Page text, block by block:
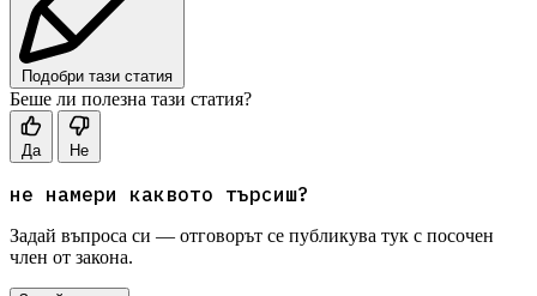
Подобри тази статия
Беше ли полезна тази статия?
Да Не
не намери каквото търсиш?
Задай въпроса си — отговорът се публикува тук с посочен
член от закона.